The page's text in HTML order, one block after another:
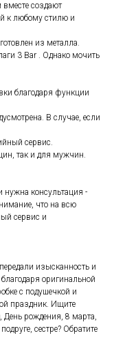
создают
к любому стилю и
из металла.
3 Bar . Однако мочить
благодаря функции
В случае, если
сервис.
так и для мужчин.
нужна консультация -
что на всю
сервис и
изысканность и
оригинальной
с подушечкой и
праздник. Ищите
рождения, 8 марта,
сестре? Обратите